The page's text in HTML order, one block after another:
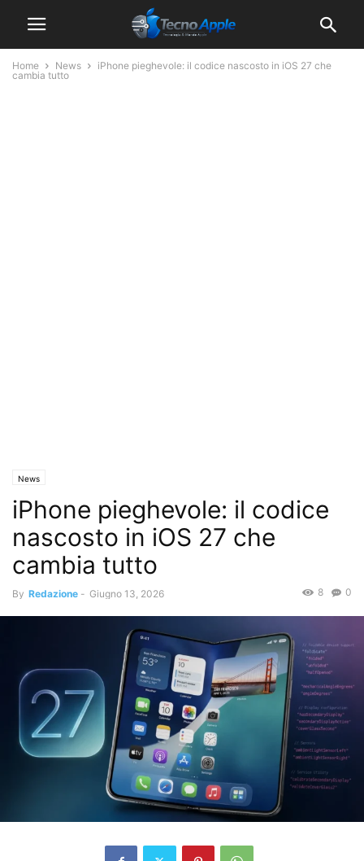
Home News
iPhone pieghevole: il codice nascosto in iOS 27 che
cambia tutto
News
iPhone pieghevole: il codice
nascosto in iOS 27 che
cambia tutto
By Redazione - Giugno 13, 2026 0
8